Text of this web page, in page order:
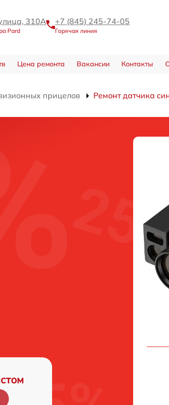
310А
Pard
+7 (845) 245-74-05
Горячая линия
Цена ремонта Вакансии Контакты
прицелов Ремонт датчика